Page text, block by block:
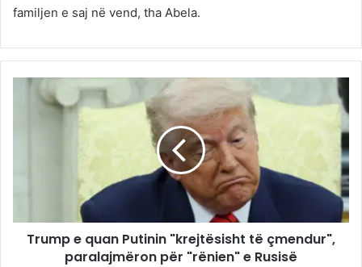
familjen e saj në vend, tha Abela.
Trump e quan Putinin "krejtësisht të çmendur",
paralajmëron për "rënien" e Rusisë